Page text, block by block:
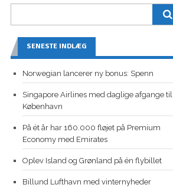
SENESTE INDLÆG
Norwegian lancerer ny bonus: Spenn
Singapore Airlines med daglige afgange til
København
På ét år har 160.000 fløjet på Premium
Economy med Emirates
Oplev Island og Grønland på én flybillet
Billund Lufthavn med vinternyheder